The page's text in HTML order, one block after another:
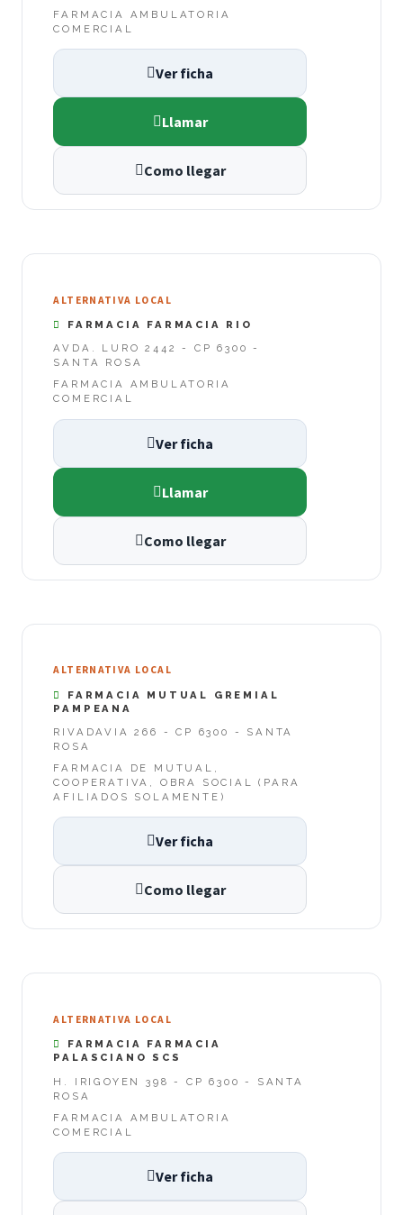
FARMACIA AMBULATORIA
COMERCIAL
Ver ficha
Llamar
Como llegar
ALTERNATIVA LOCAL
FARMACIA FARMACIA RIO
AVDA. LURO 2442 - CP 6300 -
SANTA ROSA
FARMACIA AMBULATORIA
COMERCIAL
Ver ficha
Llamar
Como llegar
ALTERNATIVA LOCAL
FARMACIA MUTUAL GREMIAL
PAMPEANA
RIVADAVIA 266 - CP 6300 - SANTA
ROSA
FARMACIA DE MUTUAL,
COOPERATIVA, OBRA SOCIAL (PARA
AFILIADOS SOLAMENTE)
Ver ficha
Como llegar
ALTERNATIVA LOCAL
FARMACIA FARMACIA
PALASCIANO SCS
H. IRIGOYEN 398 - CP 6300 - SANTA
ROSA
FARMACIA AMBULATORIA
COMERCIAL
Ver ficha